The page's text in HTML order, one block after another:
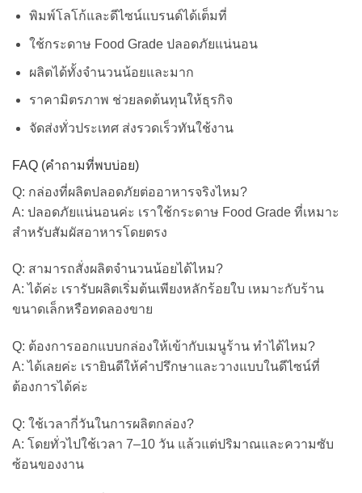
พิมพ์โลโก้และดีไซน์แบรนด์ได้เต็มที่
ใช้กระดาษ Food Grade ปลอดภัยแน่นอน
ผลิตได้ทั้งจำนวนน้อยและมาก
ราคามิตรภาพ ช่วยลดต้นทุนให้ธุรกิจ
จัดส่งทั่วประเทศ ส่งรวดเร็วทันใช้งาน
FAQ (คำถามที่พบบ่อย)
Q: กล่องที่ผลิตปลอดภัยต่ออาหารจริงไหม?
A: ปลอดภัยแน่นอนค่ะ เราใช้กระดาษ Food Grade ที่เหมาะ
สำหรับสัมผัสอาหารโดยตรง
Q: สามารถสั่งผลิตจำนวนน้อยได้ไหม?
A: ได้ค่ะ เรารับผลิตเริ่มต้นเพียงหลักร้อยใบ เหมาะกับร้าน
ขนาดเล็กหรือทดลองขาย
Q: ต้องการออกแบบกล่องให้เข้ากับเมนูร้าน ทำได้ไหม?
A: ได้เลยค่ะ เรายินดีให้คำปรึกษาและวางแบบในดีไซน์ที่
ต้องการได้ค่ะ
Q: ใช้เวลากี่วันในการผลิตกล่อง?
A: โดยทั่วไปใช้เวลา 7–10 วัน แล้วแต่ปริมาณและความซับ
ซ้อนของงาน